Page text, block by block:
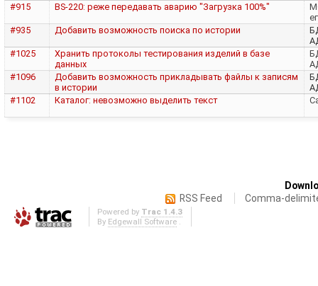
#915 BS-220: реже передавать аварию "Загрузка 100%"
#935
Добавить возможность поиска по истории
#1025
Хранить протоколы тестирования изделий в базе
данных
#1096
Добавить возможность прикладывать файлы к записям
в истории
#1102
Каталог: невозможно выделить текст
RSS Feed
Comma-
Powered by Trac 1.4.3
By Edgewall Software .